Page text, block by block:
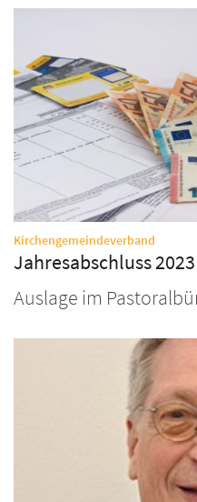
Kirchengemeindeverband
Jahresabschluss 2023
Auslage im